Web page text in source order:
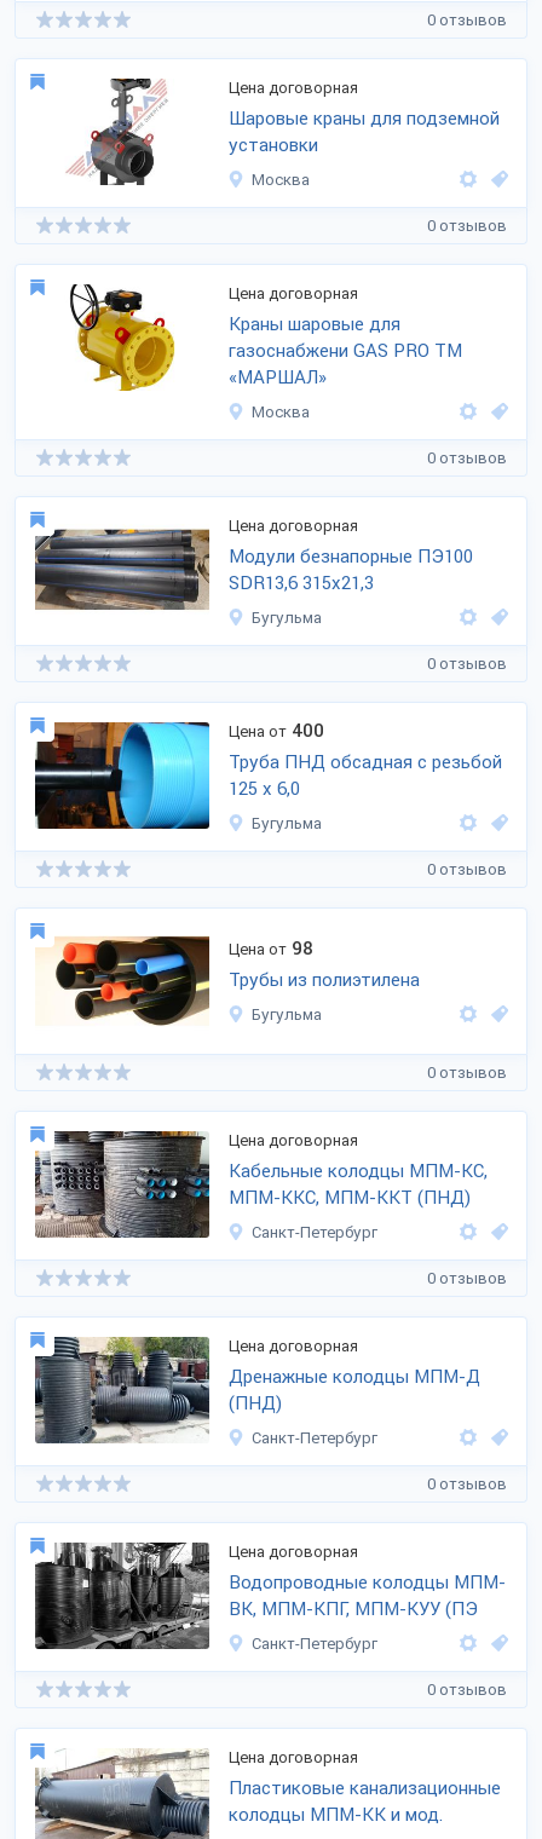
0 отзывов
Цена договорная
Шаровые краны для подземной
установки
Москва
0 отзывов
Цена договорная
Краны шаровые для
газоснабжени GAS PRO ТМ
«МАРШАЛ»
Москва
0 отзывов
Цена договорная
Модули безнапорные ПЭ100
SDR13,6 315х21,3
Бугульма
0 отзывов
Цена от 400
Труба ПНД обсадная с резьбой
125 х 6,0
Бугульма
0 отзывов
Цена от 98
Трубы из полиэтилена
Бугульма
0 отзывов
Цена договорная
Кабельные колодцы МПМ-КС,
МПМ-ККС, МПМ-ККТ (ПНД)
Санкт-Петербург
0 отзывов
Цена договорная
Дренажные колодцы МПМ-Д
(ПНД)
Санкт-Петербург
0 отзывов
Цена договорная
Водопроводные колодцы МПМ-
ВК, МПМ-КПГ, МПМ-КУУ (ПЭ
Санкт-Петербург
0 отзывов
Цена договорная
Пластиковые канализационные
колодцы МПМ-КК и мод.